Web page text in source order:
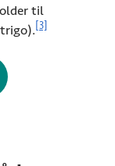
til
[3]
i ny fane)